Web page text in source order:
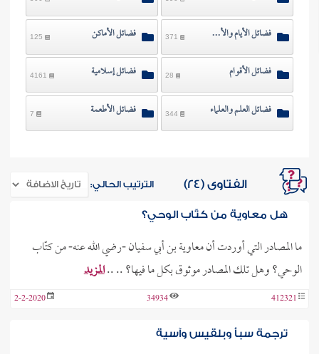
فضائل الأيام والأوقات والشهور فضائل الأماكن 125
فضائل الأقوام فضائل إسلامية 4161
فضائل العلم والعلماء فضائل الأطعمة 7
الفتاوى (24) الترتيب الحالي:
هل معاوية من كتّاب الوحي؟
ما المصادر التي أوردت أن معاوية بن أبي سفيان -رضي الله عنه- من كتّاب
الوحي؟ وهل تلك المصادر موثوق بكل ما فيها؟ .. ..المزيد
412321
34934
2-2-2020
ترجمة سبأ وبلقيس وآسية